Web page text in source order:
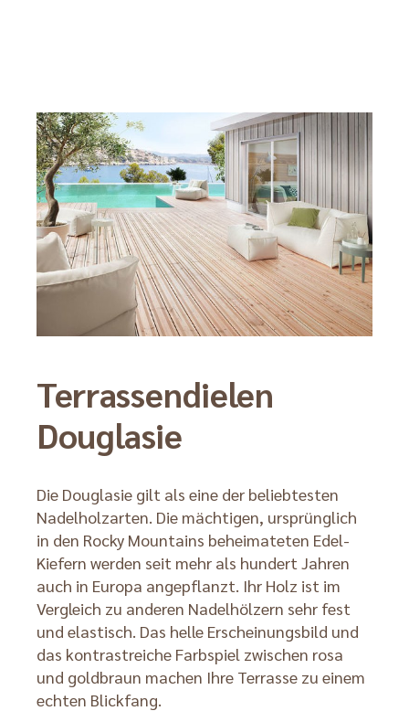
Terrassendielen
Douglasie
Die Douglasie gilt als eine der beliebtesten
Nadelholzarten. Die mächtigen, ursprünglich
in den Rocky Mountains beheimateten Edel-
Kiefern werden seit mehr als hundert Jahren
auch in Europa angepflanzt. Ihr Holz ist im
Vergleich zu anderen Nadelhölzern sehr fest
und elastisch. Das helle Erscheinungsbild und
das kontrastreiche Farbspiel zwischen rosa
und goldbraun machen Ihre Terrasse zu einem
echten Blickfang.